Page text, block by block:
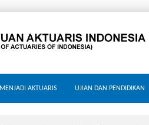
MENJADI AKTUARIS UJIAN DAN PENDIDIKAN